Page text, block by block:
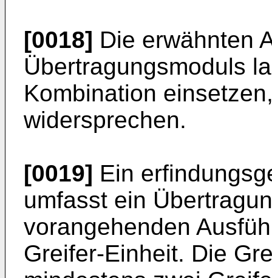
[0018] Die erwähnten
Übertragungsmoduls
Kombination
widersprechen.
[0019] Ein
umfasst ein
vorangehenden
Greifer-Einheit. Die